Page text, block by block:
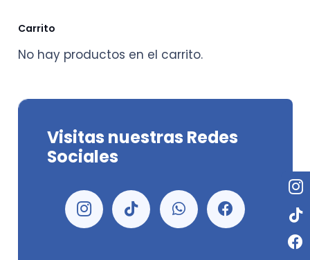
Carrito
No hay productos en el carrito.
Visitas nuestras Redes
Sociales